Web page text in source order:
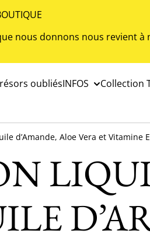
nous donnons nous revient à
oubliésINFOS
Collection
d’Amande, Aloe Vera et Vitamine E